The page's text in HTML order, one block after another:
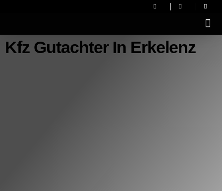
Kfz Gutachter In Erkelenz